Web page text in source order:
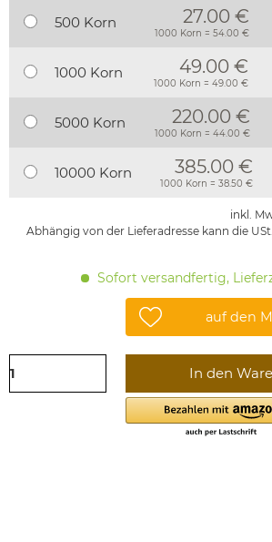
500 Korn 27.00 €
1000 Korn = 54.00 €
1000 Korn 49.00 €
1000 Korn = 49.00 €
5000 Korn 220.00 €
1000 Korn = 44.00 €
10000 Korn 385.00 €
1000 Korn = 38.50 €
inkl.
Abhängig von der Lieferadresse kann die
Sofort versandfertig,
auf den
In den